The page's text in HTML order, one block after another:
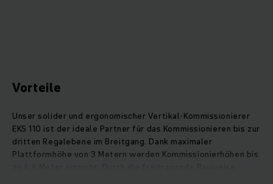
Vorteile
Unser solider und ergonomischer Vertikal-Kommissionierer
EKS 110 ist der ideale Partner für das Kommissionieren bis zur
dritten Regalebene im Breitgang. Dank maximaler
Plattformhöhe von 3 Metern werden Kommissionierhöhen bis